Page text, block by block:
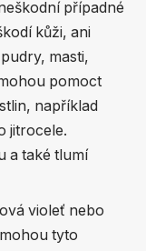
případné
kůži, ani
masti,
pomoct
například
jitrocele.
a také tlumí
violeť nebo
tyto